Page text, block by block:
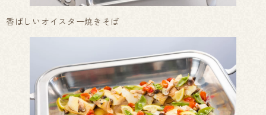
香ばしいオイスター焼きそば